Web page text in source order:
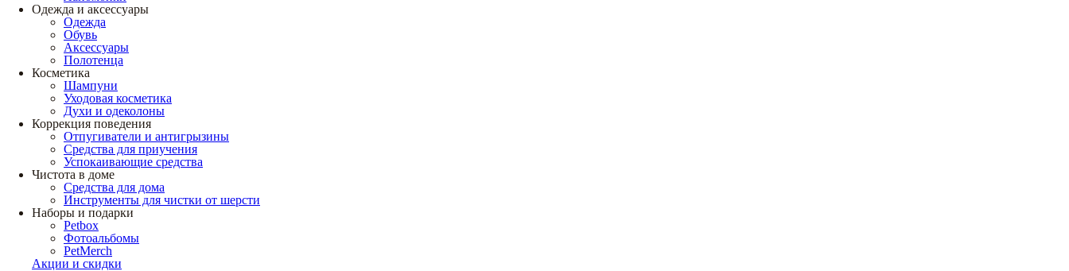
Одежда и аксессуары
Одежда
Обувь
Аксессуары
Полотенца
Косметика
Шампуни
Уходовая косметика
Духи и одеколоны
Коррекция поведения
Отпугиватели и антигрызины
Средства для приучения
Успокаивающие средства
Чистота в доме
Средства для дома
Инструменты для чистки от шерсти
Наборы и подарки
Petbox
Фотоальбомы
PetMerch
Акции и скидки